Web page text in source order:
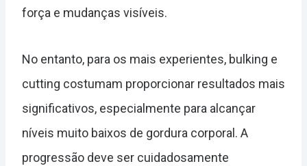
força e mudanças visíveis.
No entanto, para os mais experientes, bulking e
cutting costumam proporcionar resultados mais
significativos, especialmente para alcançar
níveis muito baixos de gordura corporal. A
progressão deve ser cuidadosamente